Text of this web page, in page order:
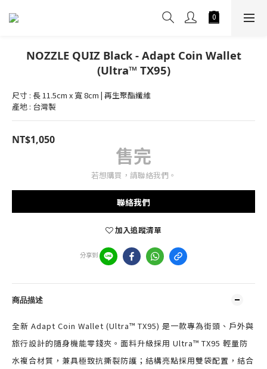
NOZZLE QUIZ Black - Adapt Coin Wallet
(Ultra™ TX95)
尺寸 : 長 11.5cm x 寬 8cm | 再生聚酯纖維
產地 : 台灣製
NT$1,050
售完
若想購買，請聯絡我們。
聯絡我們
加入追蹤清單
分享到
商品描述
全新 Adapt Coin Wallet (Ultra™ TX95) 是一款專為街頭、戶外與
旅行設計的隨身機能零錢夾。面料升級採用 Ultra™ TX95 輕量防
水複合材質，兼具極致抗撕裂防護；結構亮點採用雙袋配置，結合